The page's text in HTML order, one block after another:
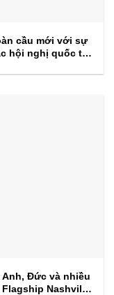
cầu mới với sự
hội nghị quốc tế
Đức và nhiều
Nashville